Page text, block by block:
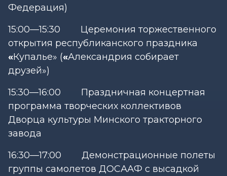
Федерация)
15:00—15:30 Церемония торжественного
открытия республиканского праздника
«Купалье» («Александрия собирает
друзей»)
15:30—16:00 Праздничная концертная
программа творческих коллективов
Дворца культуры Минского тракторного
завода
16:30—17:00 Демонстрационные полеты
группы самолетов ДОСААФ с высадкой